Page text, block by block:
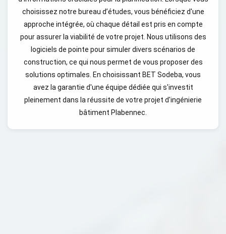
choisissez notre bureau d’études, vous bénéficiez d'une
approche intégrée, où chaque détail est pris en compte
pour assurer la viabilité de votre projet. Nous utilisons des
logiciels de pointe pour simuler divers scénarios de
construction, ce qui nous permet de vous proposer des
solutions optimales. En choisissant BET Sodeba, vous
avez la garantie d'une équipe dédiée qui s'investit
pleinement dans la réussite de votre projet d'ingénierie
bâtiment Plabennec.